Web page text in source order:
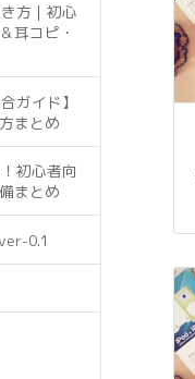
方｜初心
耳コピ・
ガイド】
まとめ
初心者向
まとめ
0.1